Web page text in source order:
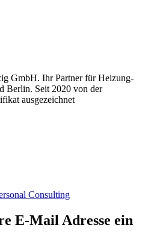
Consulting
E-Mail Adresse ein